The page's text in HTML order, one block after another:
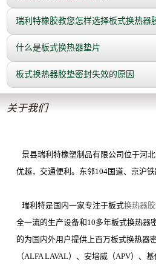
瑞利特橡胶教您怎样选择板式换热器
什么是板式换热器垫片
板式换热器胶垫密封失效的原因
关于我们
景县瑞利特橡塑制品有限公司位于河
优越，交通便利。东邻104国道、京沪
瑞利特是国内一家专注于板式换热器
全一流的生产设备和 10多年板式换热器
的为国内外用户提供上百万板式换热器
（ALFA LAVAL）、安培威（APV）、